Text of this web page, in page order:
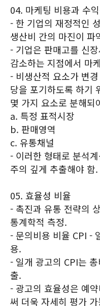
04. 마케팅 비용과 수
- 한 기업의 재정적인
생산비 간의 마진이 파
- 기업은 판매고를 신
감소하는 지점에서 마
- 비생산적 요소가 변
당을 포기하도록 하기
몇 가지 요소로 분해되
a. 특정 표적시장
b. 판매영역
c. 유통채널
- 이러한 형태로 분석
주의 깊게 추출해야 함.
05. 효율성 비율
- 촉진과 유통 전략의
통계학적 측정.
- 문의비용 비율 CPI -
용.
- 일개 광고의 CPI는
출.
- 광고의 효율성은 예
써 더욱 자세히 평가 가